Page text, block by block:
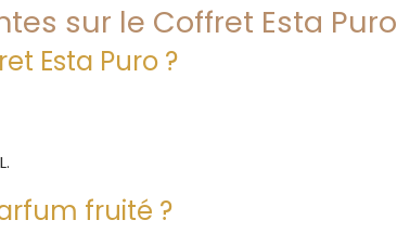
sur le Coffret Esta Puro
Esta Puro ?
fruité ?